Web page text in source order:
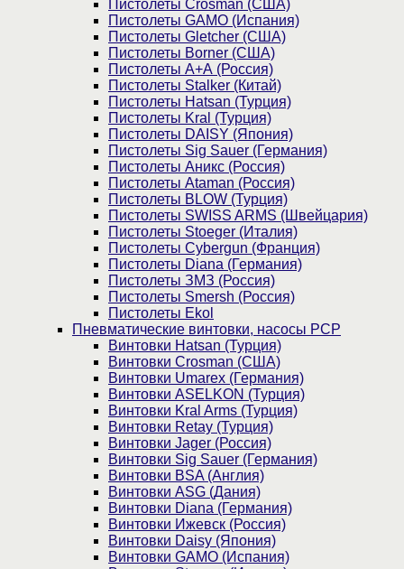
Пистолеты Crosman (США)
Пистолеты GAMO (Испания)
Пистолеты Gletcher (США)
Пистолеты Borner (США)
Пистолеты А+А (Россия)
Пистолеты Stalker (Китай)
Пистолеты Hatsan (Турция)
Пистолеты Kral (Турция)
Пистолеты DAISY (Япония)
Пистолеты Sig Sauer (Германия)
Пистолеты Аникс (Россия)
Пистолеты Ataman (Россия)
Пистолеты BLOW (Турция)
Пистолеты SWISS ARMS (Швейцария)
Пистолеты Stoeger (Италия)
Пистолеты Cybergun (Франция)
Пистолеты Diana (Германия)
Пистолеты ЗМЗ (Россия)
Пистолеты Smersh (Россия)
Пистолеты Ekol
Пневматические винтовки, насосы PCP
Винтовки Hatsan (Турция)
Винтовки Crosman (США)
Винтовки Umarex (Германия)
Винтовки ASELKON (Турция)
Винтовки Kral Arms (Турция)
Винтовки Retay (Турция)
Винтовки Jager (Россия)
Винтовки Sig Sauer (Германия)
Винтовки BSA (Англия)
Винтовки ASG (Дания)
Винтовки Diana (Германия)
Винтовки Ижевск (Россия)
Винтовки Daisy (Япония)
Винтовки GAMO (Испания)